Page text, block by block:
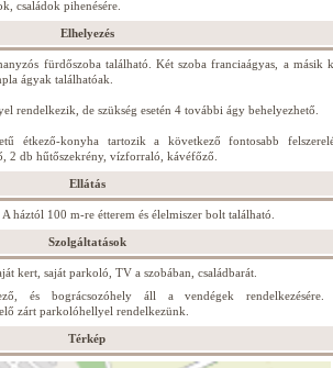
családok pihenésére.
Elhelyezés
fürdőszoba található. Két szoba franciaágyas, a másik
ágyak találhatóak.
rendelkezik, de szükség esetén 4 további ágy behelyezhető.
étkező-konyha tartozik a következő fontosabb
2 db hűtőszekrény, vízforraló, kávéfőző.
Ellátás
háztól 100 m-re étterem és élelmiszer bolt található.
Szolgáltatások
kert, saját parkoló, TV a szobában, családbarát.
és bográcsozóhely áll a vendégek
zárt parkolóhellyel rendelkezünk.
Térkép